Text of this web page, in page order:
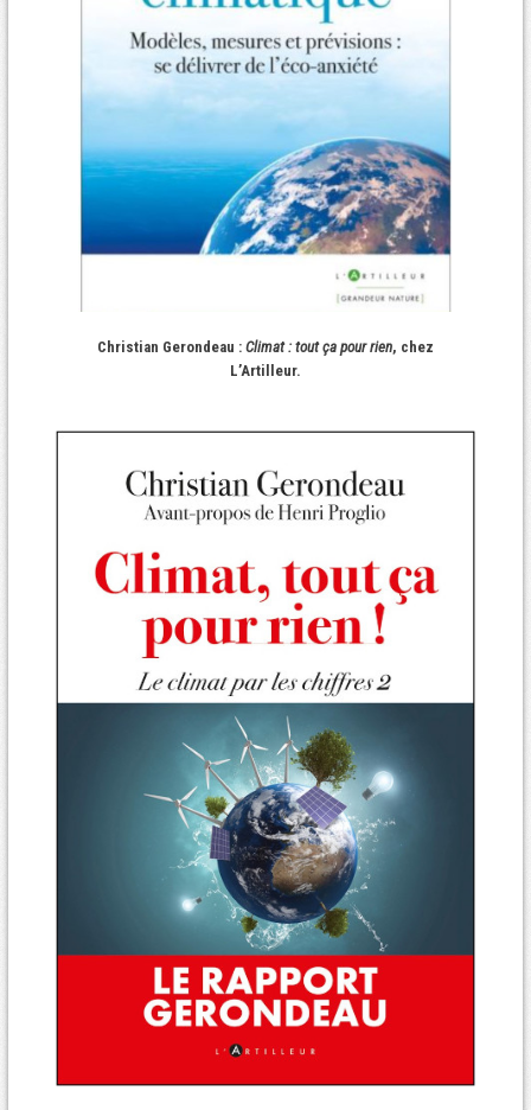
Christian Gerondeau : Climat : tout ça pour rien, chez
L’Artilleur.